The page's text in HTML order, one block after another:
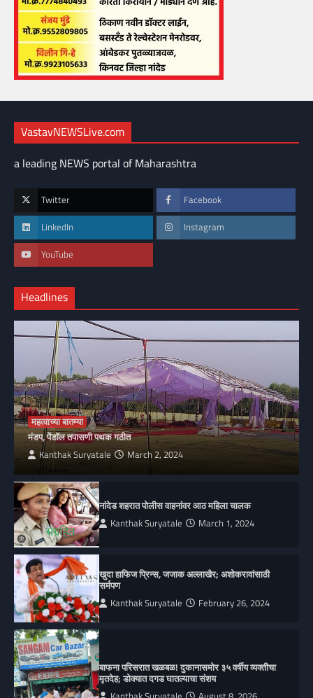
VastavNEWSLive.com
a leading NEWS portal of Maharashtra
Twitter Facebook
LinkedIn Instagram
YouTube
Headlines
महत्वाच्या बातम्या
मंडप, पेंडॉल तपासणी पथक गठीत
Kanthak Suryatale March 2, 2024
नांदेड शहरात पोलीस वाहनांवर आठ महिला चालक
Kanthak Suryatale March 1, 2024
खुदा हाफिज प्रिन्स, जजाक अल्लाखैर; अशोकरावांसाठी
सर्मपण
Kanthak Suryatale February 26, 2024
बाफना परिसरात खळबळ! दुकानासमोर ३५ वर्षीय व्यक्तीचा
मृतदेह; डोक्यात दगड घातल्याचा संशय